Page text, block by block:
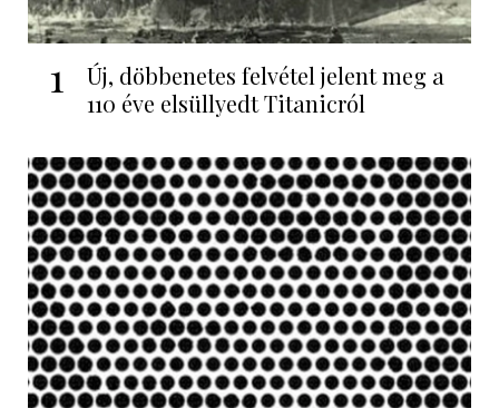
1
Új, döbbenetes felvétel jelent meg a
110 éve elsüllyedt Titanicról